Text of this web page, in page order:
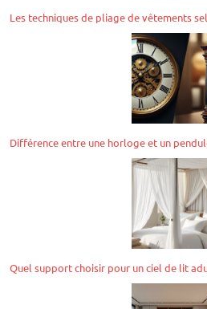
Les techniques de pliage de vêtements
Différence entre une horloge et un
Quel support choisir pour un ciel de lit